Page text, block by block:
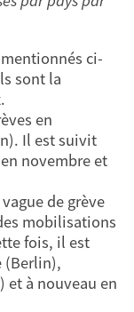
ci-
sont la
en
Il est suivit
novembre et
de grève
mobilisations
fois, il est
(Berlin),
et à nouveau en